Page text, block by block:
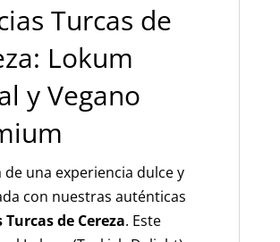
Turcas de
Lokum
y Vegano
una experiencia dulce y
con nuestras auténticas
Turcas de Cereza. Este